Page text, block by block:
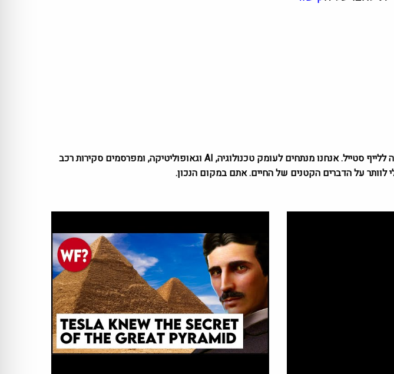
ב-Zemaze אנחנו משלימים לכם את הפערים בזווית ייחודית. המגזין שלנו מחבר בין אסטרטגיה ללייף סטייל. אנחנו מנתחים לעומק טכנולוגיה, AI וגאופוליטיקה, ומפרסמים סקירות רכב
לוותר על הדברים הקטנים של החיים. אתם במקום הנכון.